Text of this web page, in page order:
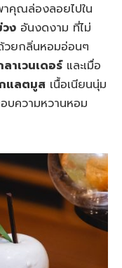
าคุณล่องลอยไปใน
ง อันงดงาม ที่ไม่
วยกลิ่นหอมอ่อนๆ
าเวนเดอร์และเมื่อ
แลตมูส เนื้อเนียนนุ่ม
บความหวานหอม